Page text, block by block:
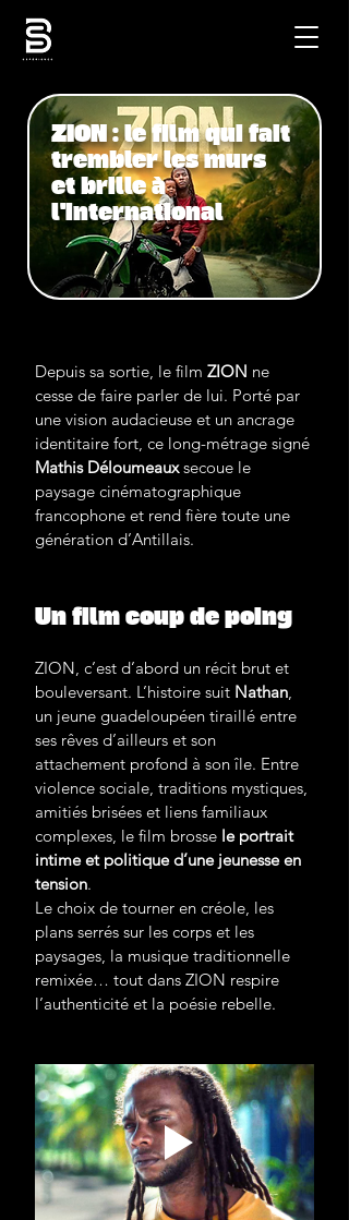
ZION : le film qui fait
trembler les murs
et brille à
l'international
Depuis sa sortie, le film ZION ne
cesse de faire parler de lui. Porté par
une vision audacieuse et un ancrage
identitaire fort, ce long-métrage signé
Mathis Déloumeaux secoue le
paysage cinématographique
francophone et rend fière toute une
génération d’Antillais.
Un film coup de poing
ZION, c’est d’abord un récit brut et
bouleversant. L’histoire suit Nathan,
un jeune guadeloupéen tiraillé entre
ses rêves d’ailleurs et son
attachement profond à son île. Entre
violence sociale, traditions mystiques,
amitiés brisées et liens familiaux
complexes, le film brosse le portrait
intime et politique d’une jeunesse en
tension.
Le choix de tourner en créole, les
plans serrés sur les corps et les
paysages, la musique traditionnelle
remixée… tout dans ZION respire
l’authenticité et la poésie rebelle.